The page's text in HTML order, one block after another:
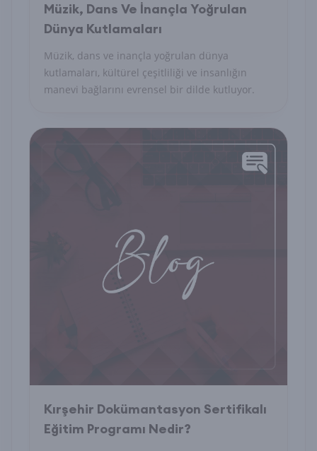
Müzik, Dans Ve İnançla Yoğrulan
Dünya Kutlamaları
Müzik, dans ve inançla yoğrulan dünya
kutlamaları, kültürel çeşitliliği ve insanlığın
manevi bağlarını evrensel bir dilde kutluyor.
Kırşehir Dokümantasyon Sertifikalı
Eğitim Programı Nedir?